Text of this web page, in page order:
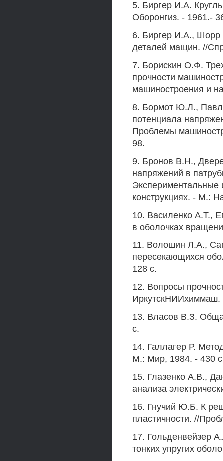
5. Биргер И.А.
Оборонгиз. - 1961.-
6. Биргер И.А., Шорр
деталей мащин. //
7. Борискин О.Ф.
прочности
машиностроения и
8. Бормот Ю.Л.,
потенциала
Проблемы
98.
9. Бронов В.Н.,
напряжений в
Экспериментальные
конструкциях. - М.:
10. Василенко А.Т.,
в оболочках
11. Волошин Л.А.,
пересекающихся
128 с.
12. Вопросы
ИркутскНИИхиммаш.
13. Власов В.З.
с.
14. Галлагер Р.
М.: Мир, 1984. - 430
15. Глазенко А.В.,
анализа
16. Гнучий Ю.Б. К
пластичности. //
17. Гольденвейзер
тонких упругих